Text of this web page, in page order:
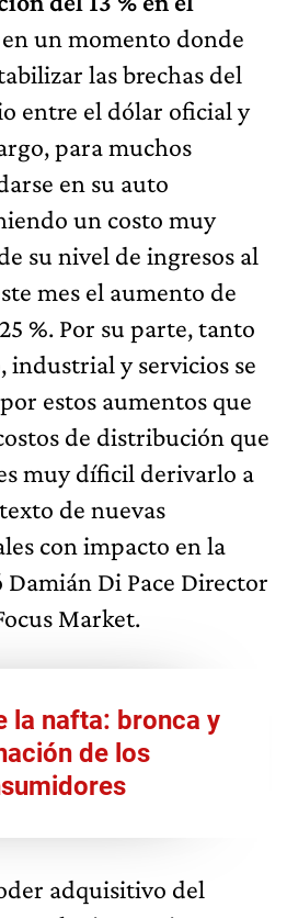
un momento donde
las brechas del
entre el dólar oficial y
para muchos
en su auto
un costo muy
su nivel de ingresos al
mes el aumento de
%. Por su parte, tanto
industrial y servicios se
estos aumentos que
de distribución que
muy díficil derivarlo a
de nuevas
con impacto en la
Di Pace Director
Market.
la nafta: bronca y
de los
adquisitivo del